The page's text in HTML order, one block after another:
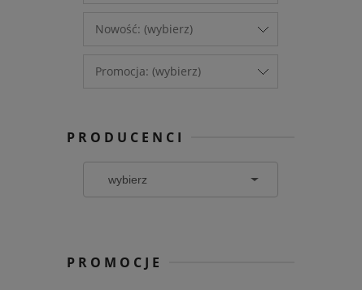
Nowość: (wybierz)
Promocja: (wybierz)
PRODUCENCI
PROMOCJE